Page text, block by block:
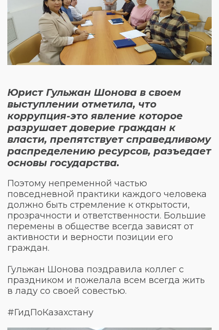
Юрист Гульжан Шонова в своем
выступлении отметила, что
коррупция-это явление которое
разрушает доверие граждан к
власти, препятствует справедливому
распределению ресурсов, разъедает
основы государства.
Поэтому непременной частью
повседневной практики каждого человека
должно быть стремление к открытости,
прозрачности и ответственности. Большие
перемены в обществе всегда зависят от
активности и верности позиции его
граждан.
Гульжан Шонова поздравила коллег с
праздником и пожелала всем всегда жить
в ладу со своей совестью.
#ГидПоКазахстану